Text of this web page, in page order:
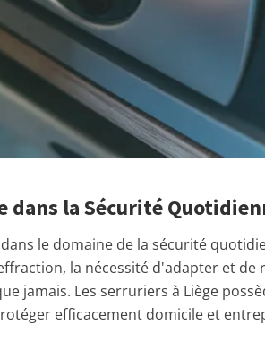
dans la Sécurité
le domaine de la sécurité
la nécessité d'adapter et de
jamais. Les serruriers à Liège
efficacement domicile et